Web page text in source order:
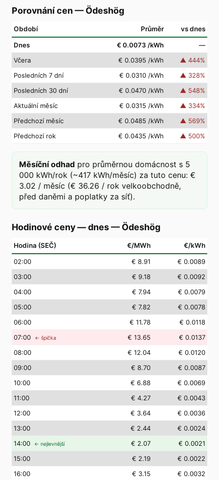
Porovnání cen — Ödeshög
Období Průměr vs dnes
Dnes € 0.0073 /kWh
—
Včera
€ 0.0395 /kWh ▲ 444%
Posledních 7 dní
€ 0.0310 /kWh ▲ 328%
Posledních 30 dní
€ 0.0470 /kWh ▲ 548%
Aktuální měsíc
€ 0.0315 /kWh ▲ 334%
Předchozí měsíc
€ 0.0485 /kWh ▲ 569%
Předchozí rok
€ 0.0435 /kWh ▲ 500%
Měsíční odhad pro průměrnou domácnost s 5
000 kWh/rok (~417 kWh/měsíc) za tuto cenu: €
3.02 / měsíc (€ 36.26 / rok velkoobchodně,
před daněmi a poplatky za síť).
Hodinové ceny — dnes— Ödeshög
Hodina (SEČ) €/MWh €/kWh
02:00 € 8.91
€ 0.0089
03:00 € 9.18
€ 0.0092
04:00 € 7.94
€ 0.0079
05:00 € 7.82
€ 0.0078
06:00 € 11.78
€ 0.0118
07:00 ← špička € 13.65
€ 0.0137
08:00 € 12.04
€ 0.0120
09:00 € 8.70
€ 0.0087
10:00 € 6.88
€ 0.0069
11:00 € 4.27
€ 0.0043
12:00 € 3.64
€ 0.0036
13:00 € 2.44
€ 0.0024
14:00 ← nejlevnější € 2.07
€ 0.0021
15:00 € 2.19
€ 0.0022
16:00 € 3.15
€ 0.0032